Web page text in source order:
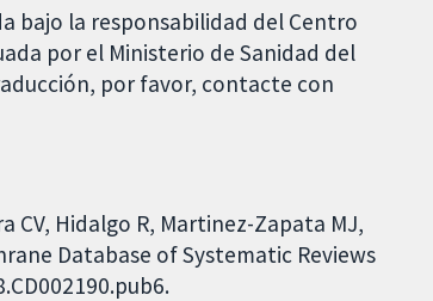
bajo la responsabilidad del Centro
por el Ministerio de Sanidad del
por favor, contacte con
CV, Hidalgo R, Martinez-Zapata MJ,
Database of Systematic Reviews